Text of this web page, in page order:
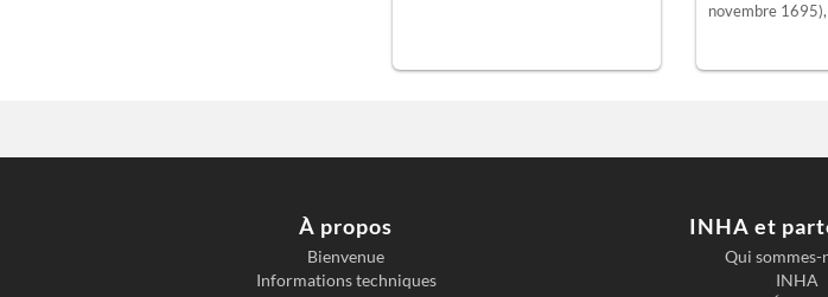
novembre 1695)
À propos
Bienvenue
Informations techniques
INHA et
Qui sommes-
INHA